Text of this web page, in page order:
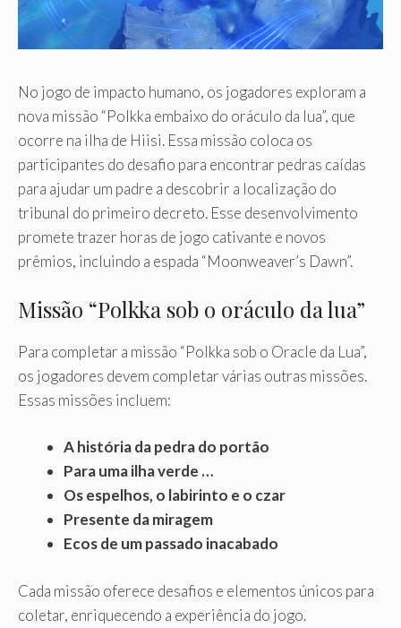
No jogo de impacto humano, os jogadores exploram a
nova missão “Polkka embaixo do oráculo da lua”, que
ocorre na ilha de Hiisi. Essa missão coloca os
participantes do desafio para encontrar pedras caídas
para ajudar um padre a descobrir a localização do
tribunal do primeiro decreto. Esse desenvolvimento
promete trazer horas de jogo cativante e novos
prêmios, incluindo a espada “Moonweaver’s Dawn”.
Missão “Polkka sob o oráculo da lua”
Para completar a missão “Polkka sob o Oracle da Lua”,
os jogadores devem completar várias outras missões.
Essas missões incluem:
A história da pedra do portão
Para uma ilha verde …
Os espelhos, o labirinto e o czar
Presente da miragem
Ecos de um passado inacabado
Cada missão oferece desafios e elementos únicos para
coletar, enriquecendo a experiência do jogo.